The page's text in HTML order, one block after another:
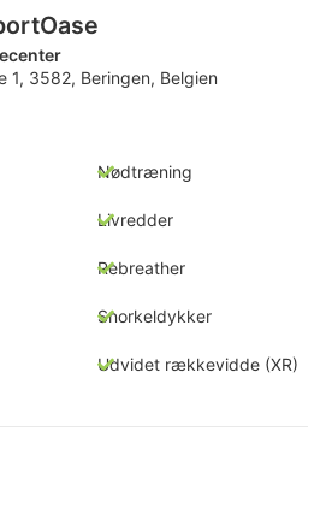
1, 3582, Beringen, Belgien
Nødtræning
Livredder
Rebreather
Snorkeldykker
Udvidet rækkevidde (XR)